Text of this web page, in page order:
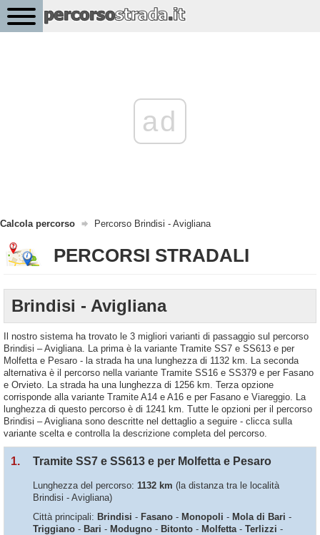
ad
Calcola percorso Percorso Brindisi - Avigliana
PERCORSI STRADALI
Brindisi - Avigliana
Il nostro sistema ha trovato le 3 migliori varianti di passaggio sul percorso
Brindisi – Avigliana. La prima è la variante Tramite SS7 e SS613 e per
Molfetta e Pesaro - la strada ha una lunghezza di 1132 km. La seconda
alternativa è il percorso nella variante Tramite SS16 e SS379 e per Fasano
e Orvieto. La strada ha una lunghezza di 1256 km. Terza opzione
corrisponde alla variante Tramite A14 e A16 e per Fasano e Viareggio. La
lunghezza di questo percorso è di 1241 km. Tutte le opzioni per il percorso
Brindisi – Avigliana sono descritte nel dettaglio a seguire - clicca sulla
variante scelta e controlla la descrizione completa del percorso.
1. Tramite SS7 e SS613 e per Molfetta e Pesaro
Lunghezza del percorso: 1132 km (la distanza tra le località
Brindisi - Avigliana)
Città principali: Brindisi - Fasano - Monopoli - Mola di Bari -
Triggiano - Bari - Modugno - Bitonto - Molfetta- Terlizzi -